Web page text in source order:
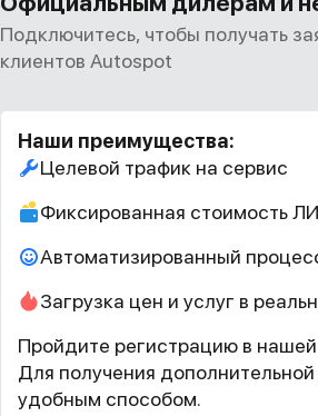
Подключитесь, чтобы получать
клиентов Autospot
Наши преимущества:
Целевой трафик на сервис
Фиксированная стоимость
Автоматизированный
Загрузка цен и услуг в
Пройдите регистрацию в
Для получения
удобным способом.